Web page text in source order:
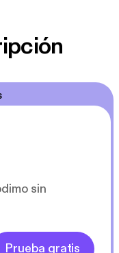
sin
Prueba gratis